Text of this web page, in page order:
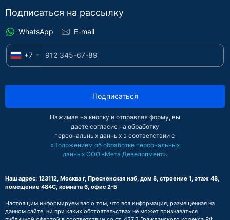
Подписаться на рассылку
WhatsApp E-mail
+7
Подписаться
Нажимая на кнопку и отправляя форму, вы
даете согласие на обработку
персональных данных в соответствии с
«Положением об обработке персональных
данных ООО «Мета Девелопмент».
Наш адрес: 123112, Москва г, Пресненская наб, дом 8, строение 1, этаж 48,
помещение 484С, комната 6, офис 2-Б
Настоящим информируем вас о том, что вся информация, размещенная на
данном сайте, ни при каких обстоятельствах не может признаваться